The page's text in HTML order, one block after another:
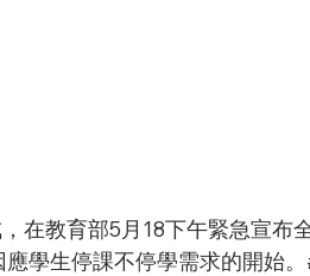
學生停課不停學需求的開始